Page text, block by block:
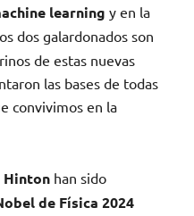
learning y en la
dos galardonados son
de estas nuevas
las bases de todas
convivimos en la
Hinton han sido
de Física 2024